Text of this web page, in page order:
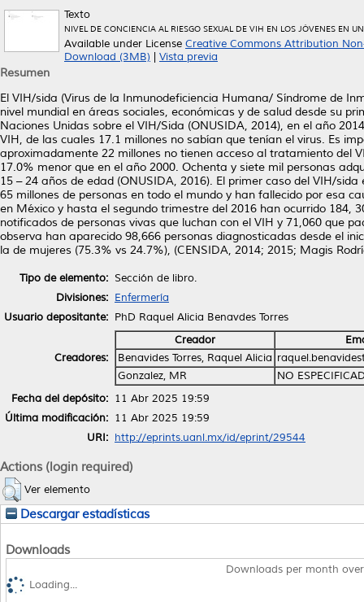
Texto
NIVEL DE CONCIENCIA AL RIESGO SEXUAL DE VIH EN LOS JÓVENES EN
Available under License Creative Commons Attribution
Download (3MB)
Vista previa
Resumen
El VIH/sida (Virus de la Inmunodeficiencia Humana/ Síndrome de
nivel mundial en áreas sociales, económicas y de salud desde su
Naciones Unidas sobre el VIH/Sida (ONUSIDA, 2014), en el año
VIH, de las cuales 17.1 millones no sabían que tenían el virus. Es
aproximadamente 22 millones no tienen acceso al tratamiento del
17.0% menor que en el año 2000. Ochenta y siete mil personas
15 – 24 años de edad (ONUSIDA, 2016). El primer caso del VIH/
65 millones de personas en todo el mundo y han fallecido por esa
en México y hasta el segundo trimestre del 2016 han ocurrido 184,
notificados de personas vivas que luchan con el VIH y 71,060 que
observa han aparecido 98,666 personas diagnosticadas desde el
la de mujeres (75.3% vs 24.7%), (CENSIDA, 2014; 2015; Magis
Tipo de elemento: Sección de libro.
Divisiones: Enfermería
Usuario depositante: PhD Raquel Alicia Benavdes Torres
Creadores:
Creador
Benavides Torres, Raquel Alicia
Gonzalez, MR
NO
Fecha del depósito: 11 Abr 2025 19:59
Última modificación: 11 Abr 2025 19:59
URI: http://eprints.uanl.mx/id/eprint/29544
Actions (login required)
Ver elemento
Descargar estadísticas
Downloads
Downloads per month
Loading...